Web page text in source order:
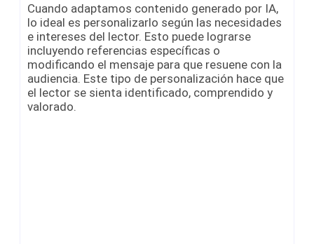
Cuando adaptamos contenido generado por IA,
lo ideal es personalizarlo según las necesidades
e intereses del lector. Esto puede lograrse
incluyendo referencias específicas o
modificando el mensaje para que resuene con la
audiencia. Este tipo de personalización hace que
el lector se sienta identificado, comprendido y
valorado.